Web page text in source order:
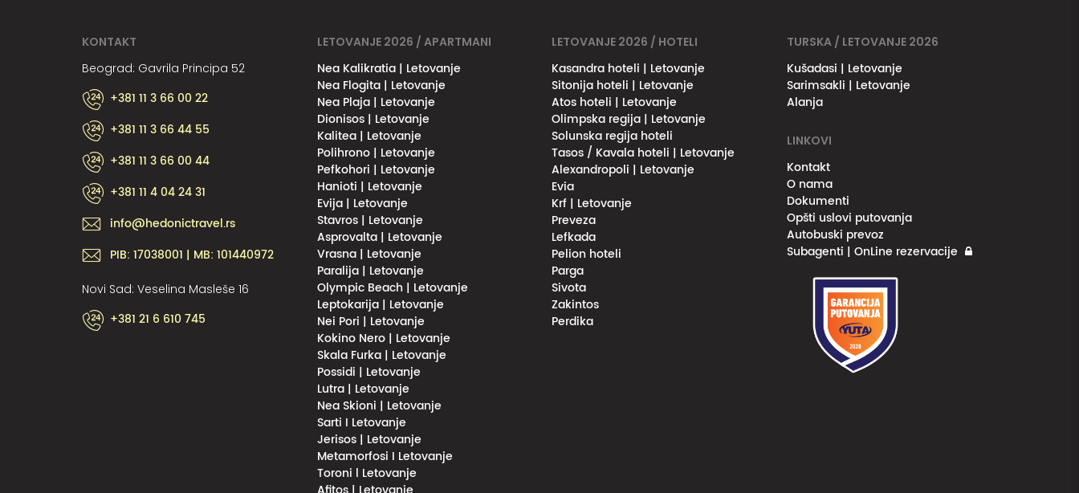
KONTAKT
Beograd: Gavrila Principa 52
+381 11 3 66 00 22
+381 11 3 66 44 55
+381 11 3 66 00 44
+381 11 4 04 24 31
info@hedonictravel.rs
PIB: 17038001 | MB: 101440972
Novi Sad: Veselina Masleše 16
+381 21 6 610 745
LETOVANJE 2026 / APARTMANI
Nea Kalikratia | Letovanje
Nea Flogita | Letovanje
Nea Plaja | Letovanje
Dionisos | Letovanje
Kalitea | Letovanje
Polihrono | Letovanje
Pefkohori | Letovanje
Hanioti | Letovanje
Evija | Letovanje
Stavros | Letovanje
Asprovalta | Letovanje
Vrasna | Letovanje
Paralija | Letovanje
Olympic Beach | Letovanje
Leptokarija | Letovanje
Nei Pori | Letovanje
Kokino Nero | Letovanje
Skala Furka | Letovanje
Possidi | Letovanje
Lutra | Letovanje
Nea Skioni | Letovanje
Sarti I Letovanje
Jerisos | Letovanje
Metamorfosi I Letovanje
Toroni l Letovanje
LETOVANJE 2026 / HOTELI
Kasandra hoteli | Letovanje
Sitonija hoteli | Letovanje
Atos hoteli | Letovanje
Olimpska regija | Letovanje
Solunska regija hoteli
Tasos / Kavala hoteli | Letovanje
Alexandropoli | Letovanje
Evia
Krf | Letovanje
Preveza
Lefkada
Pelion hoteli
Parga
Sivota
Zakintos
Perdika
TURSKA / LETOVANJE 2026
Kušadasi | Letovanje
Sarimsakli | Letovanje
Alanja
LINKOVI
Kontakt
O nama
Dokumenti
Opšti uslovi putovanja
Autobuski prevoz
Subagenti | OnLine rezervacije